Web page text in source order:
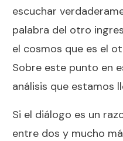
escuchar
palabra del otro
el cosmos que es el
Sobre este punto en
análisis que estamos
Si el diálogo es un
entre dos y mucho